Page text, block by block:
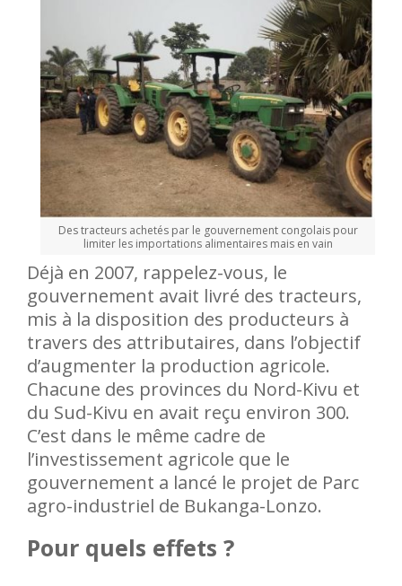
Des tracteurs achetés par le gouvernement congolais pour
limiter les importations alimentaires mais en vain
Déjà en 2007, rappelez-vous, le
gouvernement avait livré des tracteurs,
mis à la disposition des producteurs à
travers des attributaires, dans l’objectif
d’augmenter la production agricole.
Chacune des provinces du Nord-Kivu et
du Sud-Kivu en avait reçu environ 300.
C’est dans le même cadre de
l’investissement agricole que le
gouvernement a lancé le projet de Parc
agro-industriel de Bukanga-Lonzo.
Pour quels effets ?